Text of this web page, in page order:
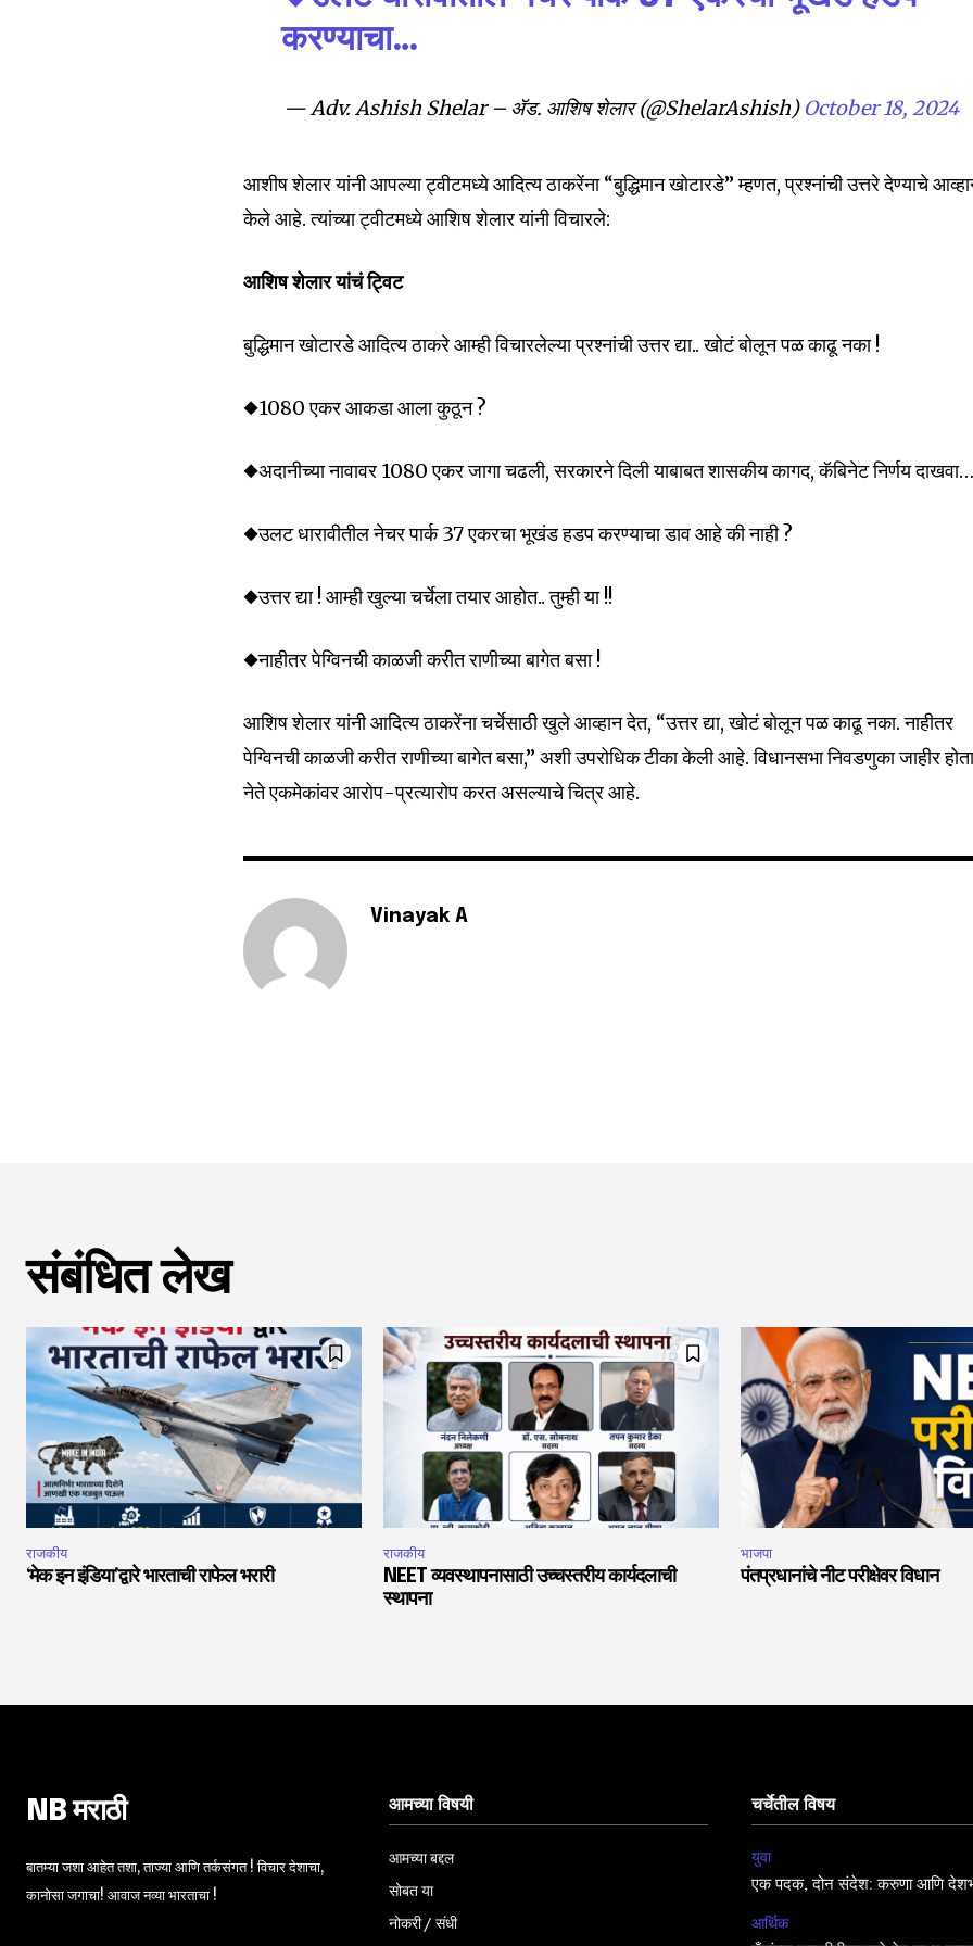
Fans Followers
करण्याचा…
— Adv. Ashish Shelar – ॲड. आशिष शेलार (@ShelarAshish) October 18, 2024
आशीष शेलार यांनी आपल्या ट्वीटमध्ये आदित्य ठाकरेंना “बुद्धिमान खोटारडे” म्हणत, प्रश्नांची उत्तरे देण्याचे
केले आहे. त्यांच्या ट्वीटमध्ये आशिष शेलार यांनी विचारले:
आशिष शेलार यांचं ट्विट
बुद्धिमान खोटारडे आदित्य ठाकरे आम्ही विचारलेल्या प्रश्नांची उत्तर द्या.. खोटं बोलून पळ काढू नका !
◆1080 एकर आकडा आला कुठून ?
◆अदानीच्‍या नावावर 1080 एकर जागा चढली, सरकारने दिली याबाबत शासकीय कागद, कॅबिनेट निर्णय
◆उलट धारावीतील नेचर पार्क 37 एकरचा भूखंड हडप करण्याचा डाव आहे की नाही ?
◆उत्तर द्या ! आम्ही खुल्या चर्चेला तयार आहोत.. तुम्ही या !!
◆नाहीतर पेग्विनची काळजी करीत राणीच्या बागेत बसा !
आशिष शेलार यांनी आदित्य ठाकरेंना चर्चेसाठी खुले आव्हान देत, “उत्तर द्या, खोटं बोलून पळ काढू नका. नाहीतर
पेग्विनची काळजी करीत राणीच्या बागेत बसा,” अशी उपरोधिक टीका केली आहे. विधानसभा निवडणुका जाहीर
नेते एकमेकांवर आरोप-प्रत्यारोप करत असल्याचे चित्र आहे.
Vinayak A
संबंधित लेख
राजकीय
‘मेक इन इंडिया’द्वारे भारताची राफेल भरारी
राजकीय
NEET व्यवस्थापनासाठी उच्चस्तरीय कार्यदलाची
स्थापना
भाजपा
पंतप्रधानांचे नीट परीक्षेवर विधान
NB मराठी
बातम्या जशा आहेत तशा, ताज्या आणि तर्कसंगत ! विचार देशाचा,
कानोसा जगाचा! आवाज नव्या भारताचा !
आमच्या विषयी
आमच्या बद्दल
सोबत या
नोकरी / संधी
चर्चेतील विषय
युवा
एक पदक, दोन संदेश: करुणा आणि
आर्थिक